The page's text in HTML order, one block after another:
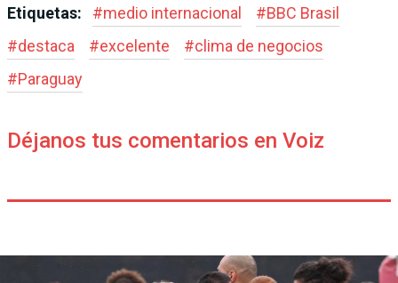
Etiquetas: #medio internacional #BBC Brasil
#destaca #excelente #clima de negocios
#Paraguay
Déjanos tus comentarios en Voiz